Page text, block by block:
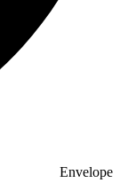
Envelope